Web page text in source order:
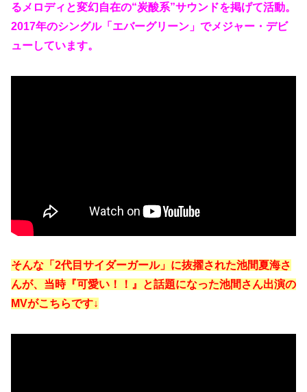
るメロディと変幻自在の“炭酸系”サウンドを掲げて活動。
2017年のシングル「エバーグリーン」でメジャー・デビ
ューしています。
そんな「2代目サイダーガール」に抜擢された池間夏海さ
んが、当時『可愛い！！』と話題になった池間さん出演の
MVがこちらです↓